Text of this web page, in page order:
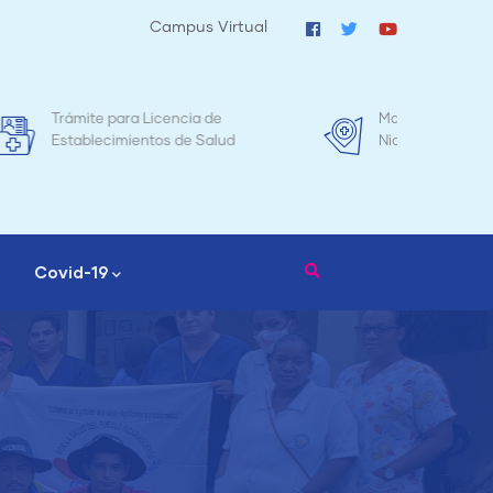
Campus Virtual
Mapa de Mortalidad Materna en
Nicaragua
Covid-19